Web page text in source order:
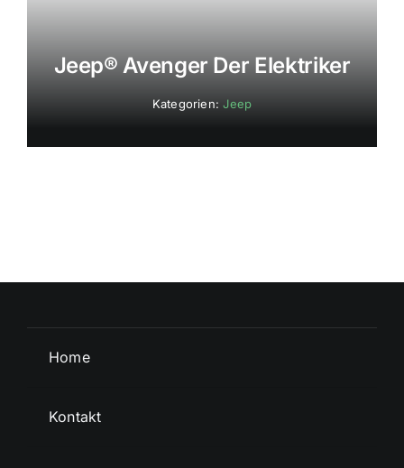
Jeep® Avenger Der Elektriker
Kategorien:Jeep
Home
Kontakt